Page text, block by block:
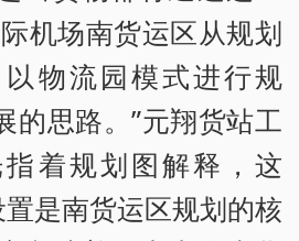
机场南货运区从规划
物流园模式进行规
的思路。”元翔货站工
着规划图解释，这
置是南货运区规划的核